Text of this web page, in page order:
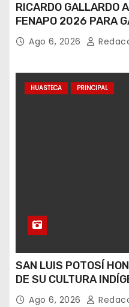
RICARDO GALLARDO
FENAPO 2026 PARA
SEGURIDAD DE MÁS
VISITANTES
Ago 6, 2026
HUASTECA PRINCIPAL
SAN LUIS POTOSÍ
DE SU CULTURA
Ago 6, 2026